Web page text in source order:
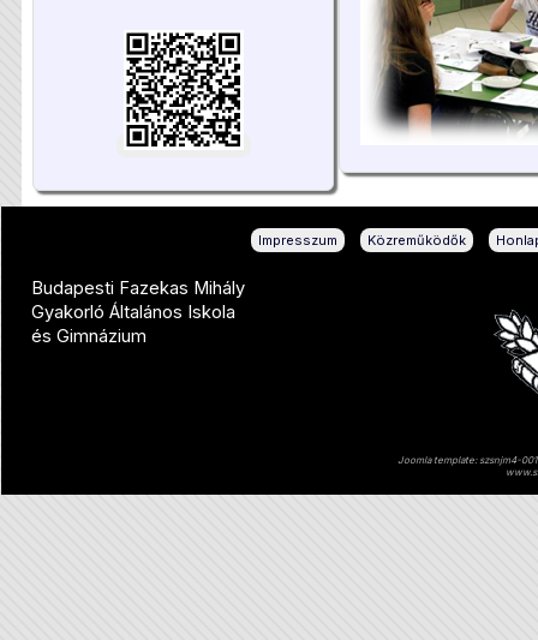
Impresszum Közreműködők
Budapesti Fazekas Mihály
Gyakorló Általános Iskola
és Gimnázium
Joomla template: szsnjm4-